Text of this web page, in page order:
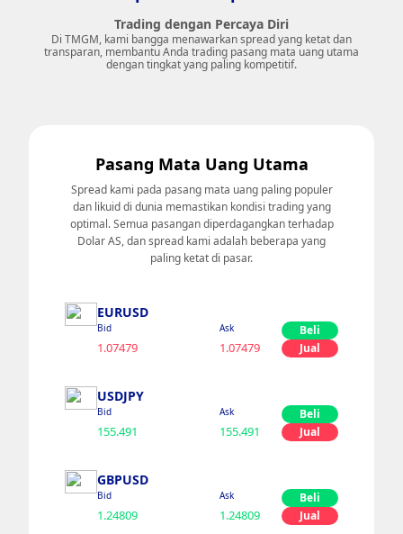
Trading dengan Percaya Diri
Di TMGM, kami bangga menawarkan spread yang ketat dan
transparan, membantu Anda trading pasang mata uang utama
dengan tingkat yang paling kompetitif.
Pasang Mata Uang Utama
Spread kami pada pasang mata uang paling populer
dan likuid di dunia memastikan kondisi trading yang
optimal. Semua pasangan diperdagangkan terhadap
Dolar AS, dan spread kami adalah beberapa yang
paling ketat di pasar.
EURUSD
Bid
1.07479
Ask
1.07479
Beli
Jual
USDJPY
Bid
155.491
Ask
155.491
Beli
Jual
GBPUSD
Bid
1.24809
Ask
1.24809
Beli
Jual